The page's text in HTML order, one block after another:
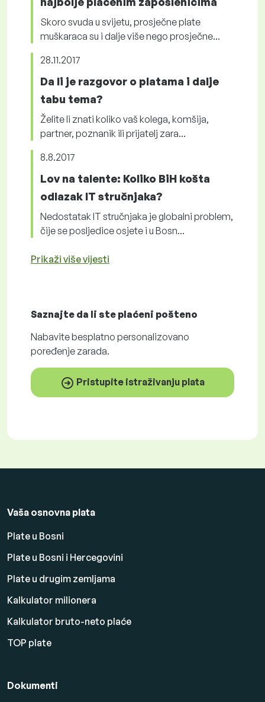
Skoro svuda u svijetu, prosječne plate
muškaraca su i dalje više nego prosječne...
28.11.2017
Da li je razgovor o platama i dalje
tabu tema?
Želite li znati koliko vaš kolega, komšija,
partner, poznanik ili prijatelj zara...
8.8.2017
Lov na talente: Koliko BiH košta
odlazak IT stručnjaka?
Nedostatak IT stručnjaka je globalni problem,
čije se posljedice osjete i u Bosn...
Prikaži više vijesti
Saznajte da li ste plaćeni pošteno
Nabavitebesplatno personalizovano
poređenje zarada.
Pristupite istraživanju plata
Vaša osnovna plata
Plate u Bosni
Plate u Bosni i Hercegovini
Plate u drugim zemljama
Kalkulator milionera
Kalkulator bruto-neto plaće
TOP plate
Dokumenti